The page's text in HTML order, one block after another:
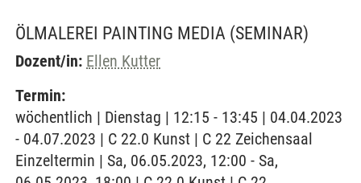
ÖLMALEREI PAINTING MEDIA (SEMINAR)
Dozent/in: Ellen Kutter
Termin:
wöchentlich | Dienstag | 12:15 - 13:45 | 04.04.2023
- 04.07.2023 | C 22.0 Kunst | C 22 Zeichensaal
Einzeltermin | Sa, 06.05.2023, 12:00 - Sa,